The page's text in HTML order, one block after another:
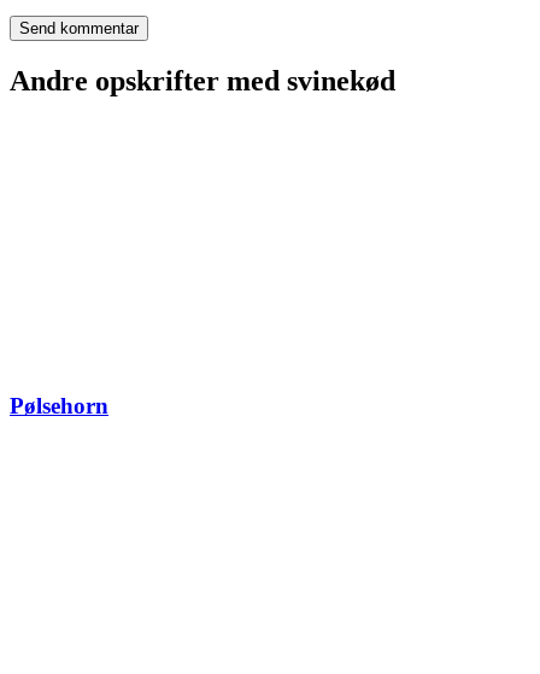
Andre opskrifter med svinekød
Pølsehorn